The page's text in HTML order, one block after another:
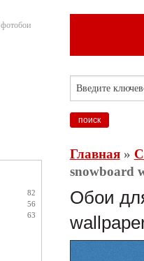
фотобои
82
56
63
Главная»
snowboard
Обои